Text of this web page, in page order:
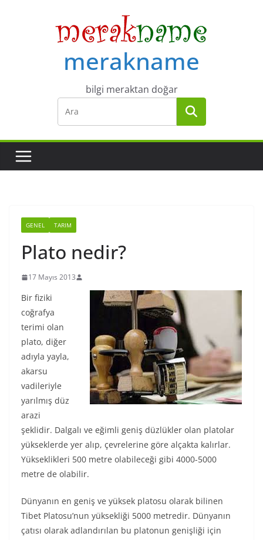
merakname
bilgi meraktan doğar
GENEL TARIM
Plato nedir?
17 Mayıs 2013
Bir fiziki
coğrafya
terimi olan
plato, diğer
adıyla yayla,
akarsu
vadileriyle
yarılmış düz
arazi
şeklidir. Dalgalı ve eğimli geniş düzlükler olan platolar
yükseklerde yer alıp, çevrelerine göre alçakta kalırlar.
Yükseklikleri 500 metre olabileceği gibi 4000-5000
metre de olabilir.
Dünyanın en geniş ve yüksek platosu olarak bilinen
Tibet Platosu’nun yüksekliği 5000 metredir. Dünyanın
çatısı olarak adlandırılan bu platonun genişliği için